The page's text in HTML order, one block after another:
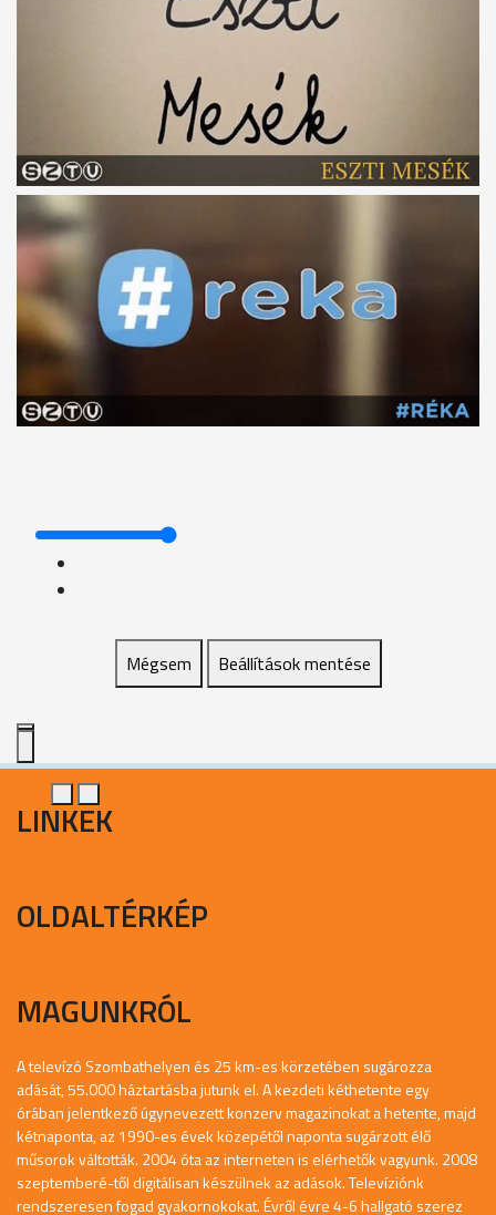
Mégsem Beállítások mentése
LINKEK
OLDALTÉRKÉP
MAGUNKRÓL
A televízó Szombathelyen és 25 km-es körzetében sugározza
adását, 55.000 háztartásba jutunk el. A kezdeti kéthetente egy
órában jelentkező úgynevezett konzerv magazinokat a hetente, majd
kétnaponta, az 1990-es évek közepétől naponta sugárzott élő
műsorok váltották. 2004 óta az interneten is elérhetők vagyunk. 2008
szeptemberé-től digitálisan készülnek az adások. Televíziónk
rendszeresen fogad gyakornokokat. Évről évre 4-6 hallgató szerez